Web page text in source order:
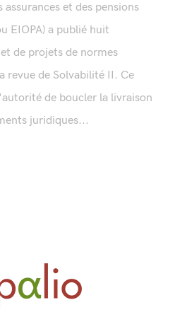
et des pensions
EIOPA) a publié huit
de projets de normes
revue de Solvabilité II. Ce
de boucler la livraison
juridiques...